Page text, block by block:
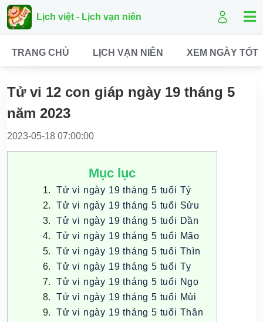
Lịch việt - Lịch vạn niên
TRANG CHỦ LỊCH VẠN NIÊN XEM NGÀY TỐT
Tử vi 12 con giáp ngày 19 tháng 5
năm 2023
2023-05-18 07:00:00
Mục lục
Tử vi ngày 19 tháng 5 tuổi Tý
Tử vi ngày 19 tháng 5 tuổi Sửu
Tử vi ngày 19 tháng 5 tuổi Dần
Tử vi ngày 19 tháng 5 tuổi Mão
Tử vi ngày 19 tháng 5 tuổi Thìn
Tử vi ngày 19 tháng 5 tuổi Tỵ
Tử vi ngày 19 tháng 5 tuổi Ngọ
Tử vi ngày 19 tháng 5 tuổi Mùi
Tử vi ngày 19 tháng 5 tuổi Thân